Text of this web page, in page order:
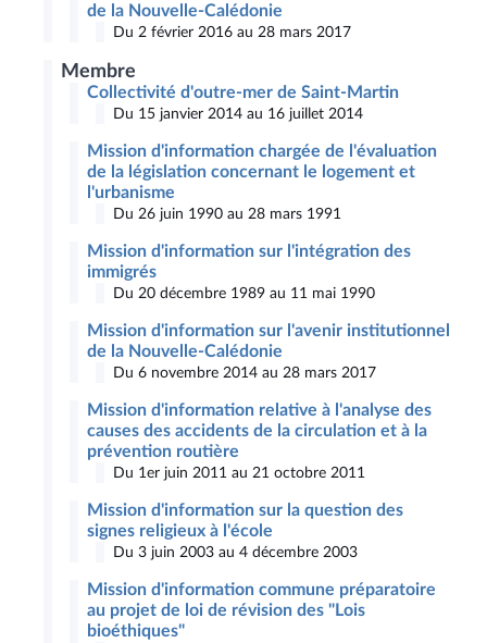
de la Nouvelle-Calédonie
Du 2 février 2016 au 28 mars 2017
Membre
Collectivité d'outre-mer de Saint-Martin
Du 15 janvier 2014 au 16 juillet 2014
Mission d'information chargée de l'évaluation
de la législation concernant le logement et
l'urbanisme
Du 26 juin 1990 au 28 mars 1991
Mission d'information sur l'intégration des
immigrés
Du 20 décembre 1989 au 11 mai 1990
Mission d'information sur l'avenir institutionnel
de la Nouvelle-Calédonie
Du 6 novembre 2014 au 28 mars 2017
Mission d'information relative à l'analyse des
causes des accidents de la circulation et à la
prévention routière
Du 1er juin 2011 au 21 octobre 2011
Mission d'information sur la question des
signes religieux à l'école
Du 3 juin 2003 au 4 décembre 2003
Mission d'information commune préparatoire
au projet de loi de révision des "Lois
bioéthiques"